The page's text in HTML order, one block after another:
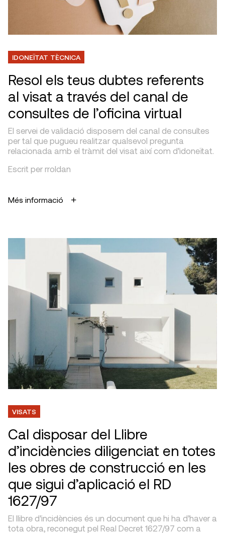
IDONEÏTAT TÈCNICA
Resol els teus dubtes referents
al visat a través del canal de
consultes de l’oficina virtual
El servei de validació disposem del canal de consultes
per tal que pugueu realitzar qualsevol pregunta
relacionada amb el tràmit del visat així com d’idoneïtat.
Escrit per rroldan
Més informació
VISATS
Cal disposar del Llibre
d’incidències diligenciat en totes
les obres de construcció en les
que sigui d’aplicació el RD
1627/97
El llibre d’incidències és un document que hi ha d’haver a
tota obra, reconegut pel Real Decret 1627/97 com a